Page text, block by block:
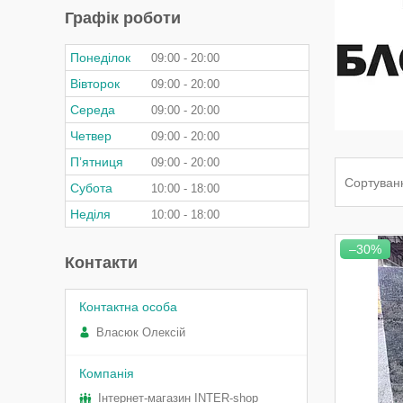
–30%
Графік роботи
Понеділок 09:00 20:00
Вівторок 09:00 20:00
Середа 09:00 20:00
Четвер 09:00 20:00
Пʼятниця 09:00 20:00
Субота 10:00 18:00
Неділя 10:00 18:00
Контакти
Власюк Олексій
Інтернет-магазин INTER-shop